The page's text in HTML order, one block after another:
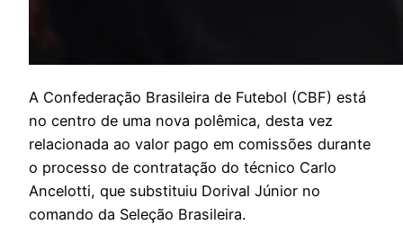
A Confederação Brasileira de Futebol (CBF) está
no centro de uma nova polêmica, desta vez
relacionada ao valor pago em comissões durante
o processo de contratação do técnico Carlo
Ancelotti, que substituiu Dorival Júnior no
comando da Seleção Brasileira.